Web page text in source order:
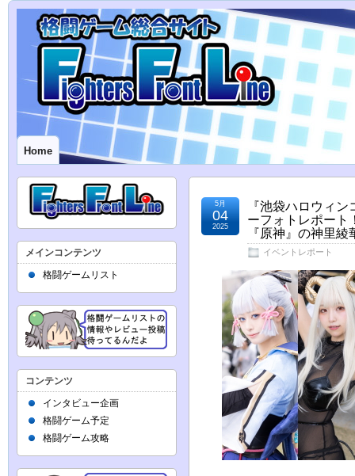
Home
『池袋ハロウィ
ーフォトレポート
『原神』の神里
イベントレポート
5月
04
2025
メインコンテンツ
格闘ゲームリスト
コンテンツ
インタビュー企画
格闘ゲーム予定
格闘ゲーム攻略